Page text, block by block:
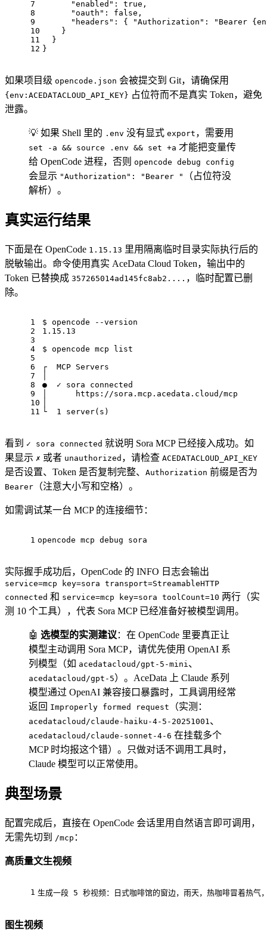
7
8
9
10
11
12
"enabled" : true ,
"oauth" : false ,
"headers" : { "Authorization" :
"Bearer
    }
  }
}
如果项目级 opencode.json 会被提交到 Git，请确保用
{env:ACEDATACLOUD_API_KEY} 占位符而不是真实 Token，避免
泄露。
💡 如果 Shell 里的 .env 没有显式 export ，需要用
set -a && source .env && set +a 才能把变量传
给 OpenCode 进程，否则 opencode debug config
会显示 "Authorization": "Bearer "
（占位符没
解析）。
真实运行结果
下面是在 OpenCode 1.15.13 里用隔离临时目录实际执行后的
脱敏输出。命令使用真实 AceData Cloud Token，输出中的
Token 已替换成 357265014ad145fc8ab2.... ，临时配置已删
除。
1
2
3
4
5
6
7
8
9
10
11
$ opencode --version
1.15.13
$ opencode mcp list
┌  MCP Servers
●  ✓ sora connected
│      https://sora.mcp.acedata.cloud/mcp
└  1 server(s)
看到 ✓ sora connected 就说明 Sora MCP 已经接入成功。如
果显示 ✗ 或者 unauthorized ，请检查 ACEDATACLOUD_API_KEY
是否设置、Token 是否复制完整、 Authorization 前缀是否为
Bearer （注意大小写和空格）。
如需调试某一台 MCP 的连接细节：
1 opencode mcp debug sora
实际握手成功后，OpenCode 的 INFO 日志会输出
service=mcp key=sora transport=StreamableHTTP
connected 和 service=mcp key=sora toolCount=10 两行（实
测 10 个工具），代表 Sora MCP 已经准备好被模型调用。
🤖 选模型的实测建议 ：在 OpenCode 里要真正让
模型主动调用 Sora MCP，请优先使用 OpenAI 系
列模型（如 acedatacloud/gpt-5-mini、
acedatacloud/gpt-5）。AceData 上 Claude 系列
模型通过 OpenAI 兼容接口暴露时，工具调用经常
返回 Improperly formed request （实测：
acedatacloud/claude-haiku-4-5-20251001、
acedatacloud/claude-sonnet-4-6 在挂载多个
MCP 时均报这个错）。只做对话不调用工具时，
Claude 模型可以正常使用。
典型场景
配置完成后，直接在 OpenCode 会话里用自然语言即可调用，
无需先切到
/mcp ：
高质量文生视频
1 生成一段 5 秒视频：日式咖啡馆的窗边，雨天，热咖啡冒着热气
图生视频